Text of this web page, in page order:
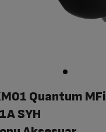
Quantum MFi
SYH